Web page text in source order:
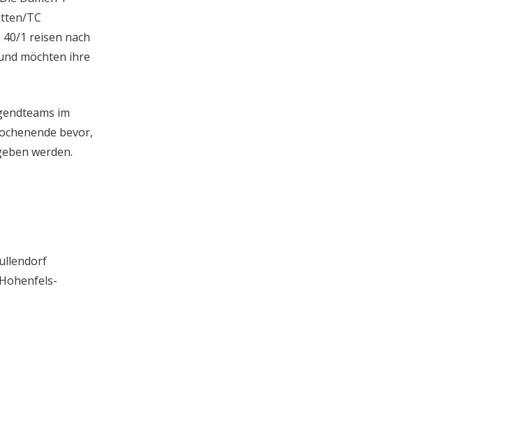
TC
1 reisen nach
möchten ihre
im
bevor,
werden.